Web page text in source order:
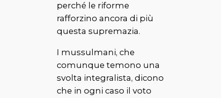
perché le riforme
rafforzino ancora di più
questa supremazia.
I mussulmani, che
comunque temono una
svolta integralista, dicono
che in ogni caso il voto